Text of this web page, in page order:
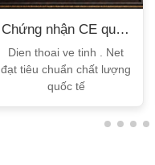
Chứng nhận CE quốc
tế
Dien thoai ve tinh . Net
đạt tiêu chuẩn chất lượng
quốc tế